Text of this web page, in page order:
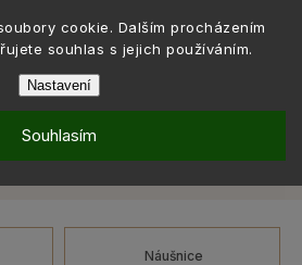
cookie. Dalším procházením
souhlas s jejich používáním.
Nastavení
Souhlasím
Náušnice